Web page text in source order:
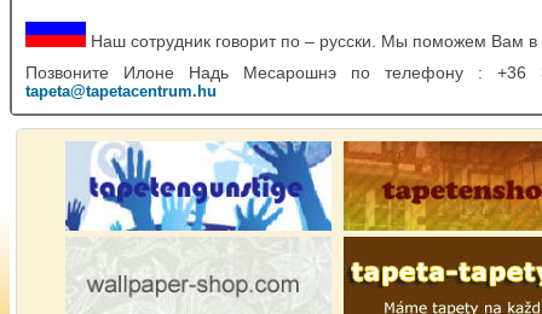
Наш сотрудник говорит по – русски. Мы поможем Вам
Позвоните Илоне Надь Месарошнэ по телефону :
tapeta@tapetacentrum.hu